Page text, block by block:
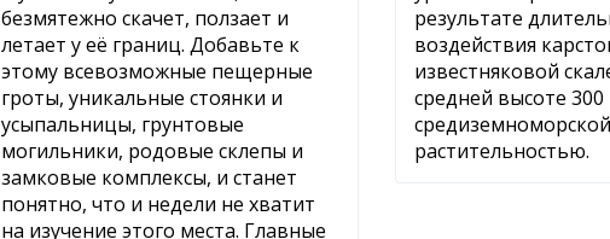
безмятежно скачет, ползает и
летает у её границ. Добавьте к
этому всевозможные пещерные
гроты, уникальные стоянки и
усыпальницы, грунтовые
могильники, родовые склепы и
замковые комплексы, и станет
понятно, что и недели не хватит
на изучение этого места. Главные
результате
воздействия
известняковой
средней высоте
средиземноморской
растительностью.